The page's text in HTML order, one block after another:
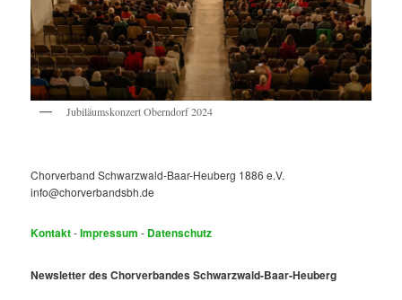
Jubiläumskonzert Oberndorf 2024
Chorverband Schwarzwald-Baar-Heuberg 1886 e.V.
info@chorverbandsbh.de
Kontakt-Impressum - Datenschutz
Newsletter des Chorverbandes Schwarzwald-Baar-Heuberg